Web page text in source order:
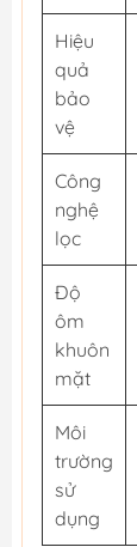
Hiệu
quả
bảo
vệ
Công
nghệ
lọc
Độ
ôm
khuôn
mặt
Môi
trường
sử
dụng